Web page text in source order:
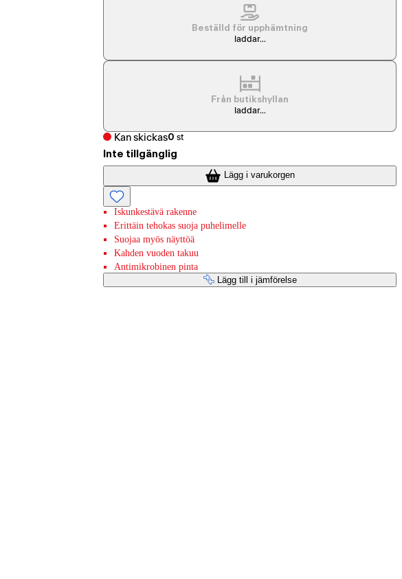
Beställd för upphämtning
laddar...
Från butikshyllan
laddar...
Kan skickas0 st
Inte tillgänglig
Lägg i varukorgen
Iskunkestävä rakenne
Erittäin tehokas suoja puhelimelle
Suojaa myös näyttöä
Kahden vuoden takuu
Antimikrobinen pinta
Lägg till i jämförelse